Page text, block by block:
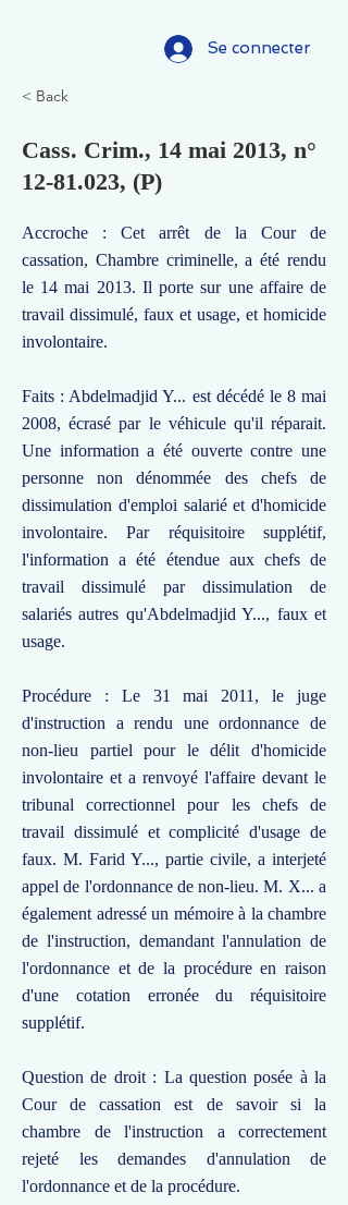
Se connecter
< Back
Cass. Crim., 14 mai 2013, n°
12-81.023, (P)
Accroche : Cet arrêt de la Cour de
cassation, Chambre criminelle, a été rendu
le 14 mai 2013. Il porte sur une affaire de
travail dissimulé, faux et usage, et homicide
involontaire.
Faits : Abdelmadjid Y... est décédé le 8 mai
2008, écrasé par le véhicule qu'il réparait.
Une information a été ouverte contre une
personne non dénommée des chefs de
dissimulation d'emploi salarié et d'homicide
involontaire. Par réquisitoire supplétif,
l'information a été étendue aux chefs de
travail dissimulé par dissimulation de
salariés autres qu'Abdelmadjid Y..., faux et
usage.
Procédure : Le 31 mai 2011, le juge
d'instruction a rendu une ordonnance de
non-lieu partiel pour le délit d'homicide
involontaire et a renvoyé l'affaire devant le
tribunal correctionnel pour les chefs de
travail dissimulé et complicité d'usage de
faux. M. Farid Y..., partie civile, a interjeté
appel de l'ordonnance de non-lieu. M. X... a
également adressé un mémoire à la chambre
de l'instruction, demandant l'annulation de
l'ordonnance et de la procédure en raison
d'une cotation erronée du réquisitoire
supplétif.
Question de droit : La question posée à la
Cour de cassation est de savoir si la
chambre de l'instruction a correctement
rejeté les demandes d'annulation de
l'ordonnance et de la procédure.